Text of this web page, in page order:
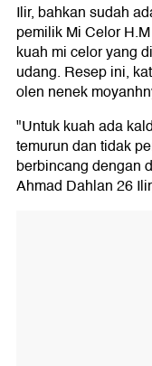
Ilir, bahkan sudah
pemilik Mi Celor
kuah mi celor yang
udang. Resep ini,
olen nenek
"Untuk kuah ada
temurun dan tidak
berbincang dengan
Ahmad Dahlan 26